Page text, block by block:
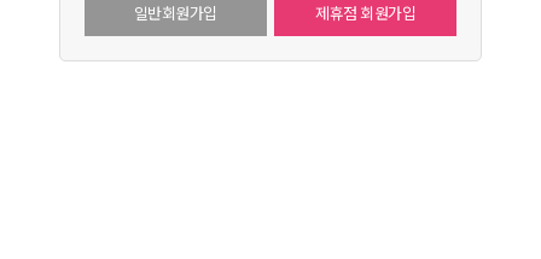
일반회원가입 제휴점 회원가입